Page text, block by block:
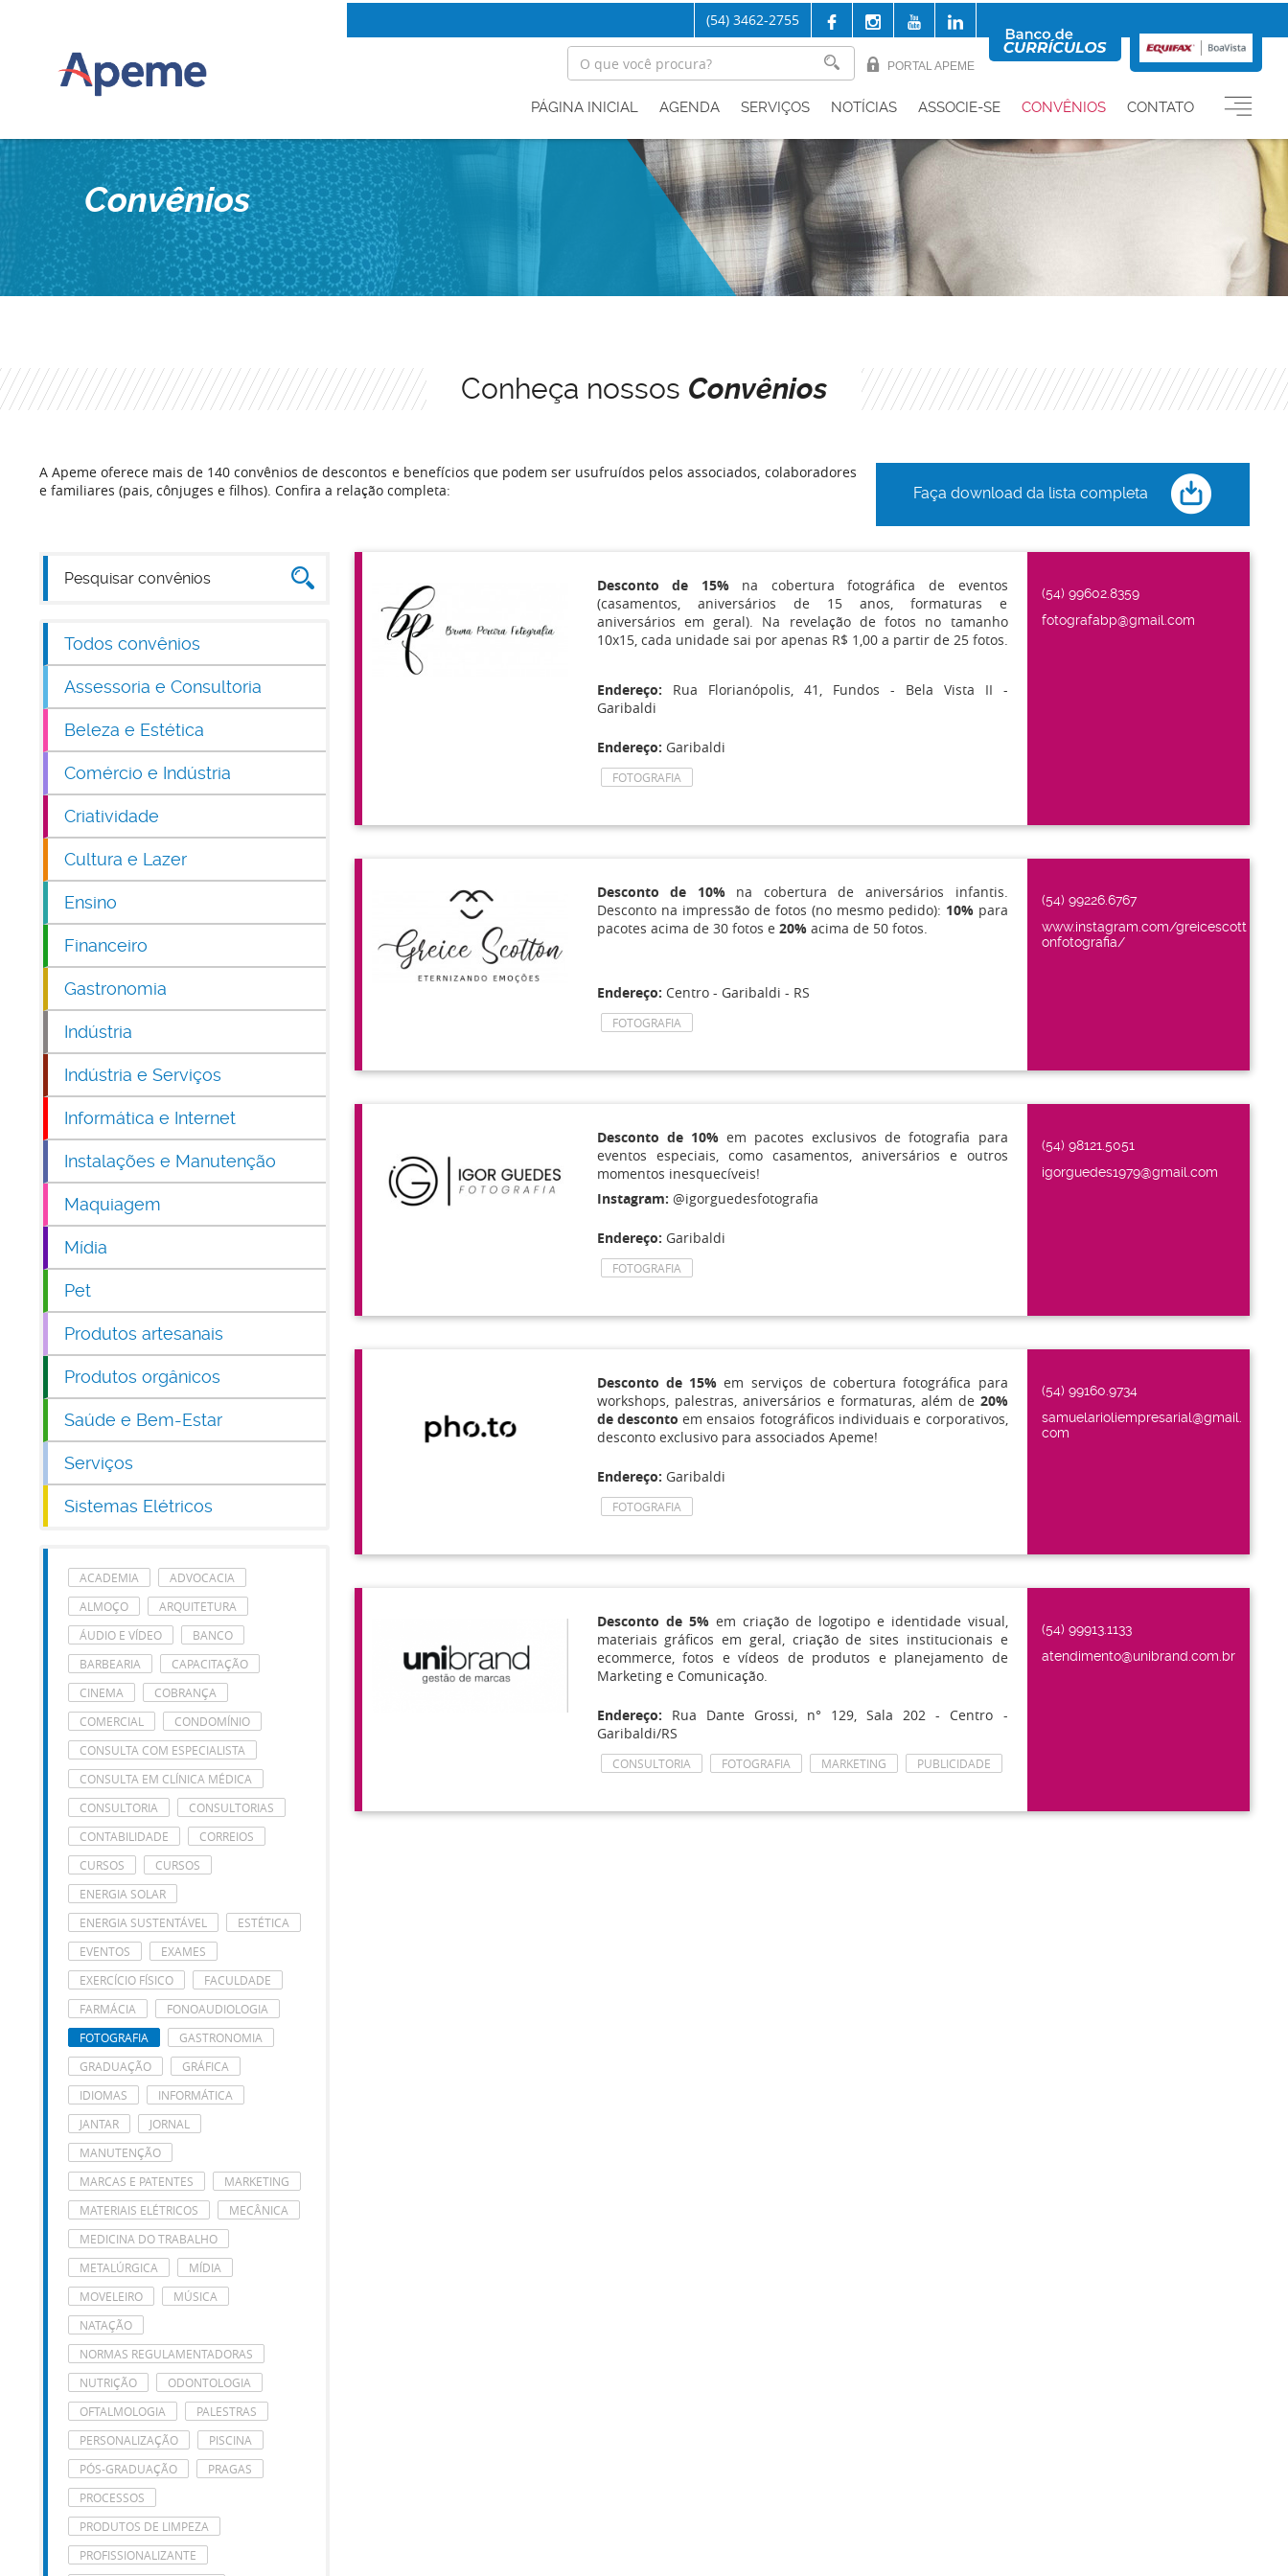
(54) 3462-2755
PORTAL APEME
PÁGINA INICIAL AGENDA SERVIÇOS NOTÍCIAS ASSOCIE-SE CONVÊNIOS CONTATO
Convênios
Conheça nossos Convênios
A Apeme oferece mais de 140 convênios de descontos e benefícios que podem ser usufruídos pelos associados, colaboradores
e familiares (pais, cônjuges e filhos). Confira a relação completa:
Faça download da lista completa
Todos convênios
Assessoria e Consultoria
Beleza e Estética
Comércio e Indústria
Criatividade
Cultura e Lazer
Ensino
Financeiro
Gastronomia
Indústria
Indústria e Serviços
Informática e Internet
Instalações e Manutenção
Maquiagem
Mídia
Pet
Produtos artesanais
Produtos orgânicos
Saúde e Bem-Estar
Serviços
Sistemas Elétricos
ACADEMIA
ADVOCACIA
ALMOÇO
ARQUITETURA
ÁUDIO E VÍDEO
BANCO
BARBEARIA
CAPACITAÇÃO
CINEMA
COBRANÇA
COMERCIAL
CONDOMÍNIO
CONSULTA COM ESPECIALISTA
CONSULTA EM CLÍNICA MÉDICA
CONSULTORIA
CONSULTORIAS
CONTABILIDADE
CORREIOS
CURSOS
CURSOS
ENERGIA SOLAR
ENERGIA SUSTENTÁVEL
ESTÉTICA
EVENTOS
EXAMES
EXERCÍCIO FÍSICO
FACULDADE
FARMÁCIA
FONOAUDIOLOGIA
FOTOGRAFIA
GASTRONOMIA
GRADUAÇÃO
GRÁFICA
IDIOMAS
INFORMÁTICA
JANTAR
JORNAL
MANUTENÇÃO
MARCAS E PATENTES
MARKETING
MATERIAIS ELÉTRICOS
MECÂNICA
MEDICINA DO TRABALHO
METALÚRGICA
MÍDIA
MOVELEIRO
MÚSICA
NATAÇÃO
NORMAS REGULAMENTADORAS
NUTRIÇÃO
ODONTOLOGIA
OFTALMOLOGIA
PALESTRAS
PERSONALIZAÇÃO
PISCINA
PÓS-GRADUAÇÃO
PRAGAS
PROCESSOS
PRODUTOS DE LIMPEZA
PROFISSIONALIZANTE
Desconto de 15%na cobertura fotográfica de eventos
(casamentos, aniversários de 15 anos, formaturas e
aniversários em geral). Na revelação de fotos no tamanho
10x15, cada unidade sai por apenas R$ 1,00 a partir de 25 fotos.
Endereço: Rua Florianópolis, 41, Fundos - Bela Vista II -
Garibaldi
Endereço: Garibaldi
FOTOGRAFIA
(54) 99602.8359
fotografabp@gmail.com
Desconto de 10% na cobertura de aniversários infantis.
Desconto na impressão de fotos (no mesmo pedido): 10%para
pacotes acima de 30 fotos e 20%acima de 50 fotos.
Endereço: Centro - Garibaldi - RS
FOTOGRAFIA
(54) 99226.6767
www.instagram.com/greicescott
onfotografia/
Desconto de 10% em pacotes exclusivos de fotografia para
eventos especiais, como casamentos, aniversários e outros
momentos inesquecíveis!
Instagram: @igorguedesfotografia
Endereço: Garibaldi
FOTOGRAFIA
(54) 98121.5051
igorguedes1979@gmail.com
Desconto de 15% em serviços de cobertura fotográfica para
workshops, palestras, aniversários e formaturas, além de 20%
de desconto em ensaios fotográficos individuais e corporativos,
desconto exclusivo para associados Apeme!
Endereço: Garibaldi
FOTOGRAFIA
(54) 99160.9734
samuelarioliempresarial@gmail.
com
Desconto de 5%em criação de logotipo e identidade visual,
materiais gráficos em geral, criação de sites institucionais e
ecommerce, fotos e vídeos de produtos e planejamento de
Marketing e Comunicação.
Endereço: Rua Dante Grossi, n° 129, Sala 202 - Centro -
Garibaldi/RS
CONSULTORIA FOTOGRAFIA MARKETING PUBLICIDADE
(54) 99913.1133
atendimento@unibrand.com.br